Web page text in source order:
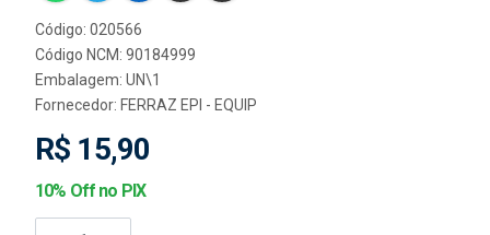
Código: 020566
Código NCM: 90184999
Embalagem: UN\1
Fornecedor: FERRAZ EPI - EQUIP
R$ 15,90
10% Off no PIX